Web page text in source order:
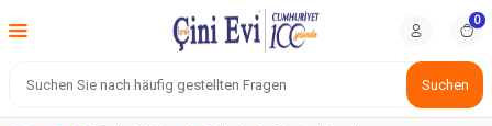
Suchen
0